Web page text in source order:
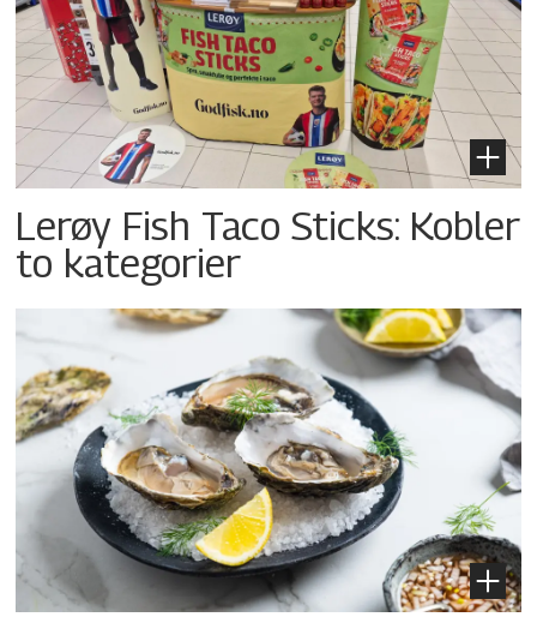
Lerøy Fish Taco Sticks: Kobler
to kategorier